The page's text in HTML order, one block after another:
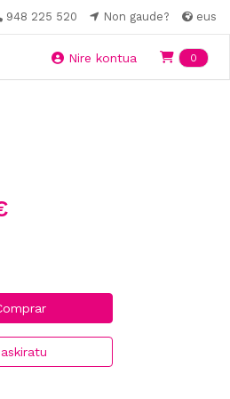
948 225 520 Non gaude? eus
Nire kontua 0